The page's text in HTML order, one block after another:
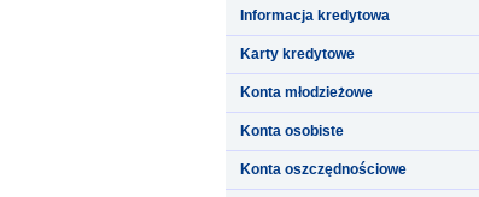
Informacja kredytowa
Karty kredytowe
Konta młodzieżowe
Konta osobiste
Konta oszczędnościowe